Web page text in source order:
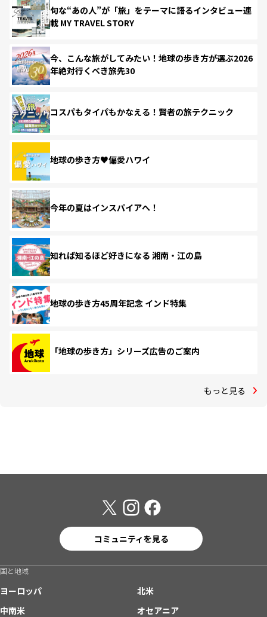
旬な“あの人”が「旅」をテーマに語るインタビュー連
載 MY TRAVEL STORY
今、こんな旅がしてみたい！地球の歩き方が選ぶ2026
年絶対行くべき旅先30
コスパもタイパもかなえる！賢者の旅テクニック
地球の歩き方♥偏愛ハワイ
今年の夏はインスパイアへ！
知れば知るほど好きになる 湘南・江の島
地球の歩き方45周年記念 インド特集
「地球の歩き方」シリーズ広告のご案内
もっと見る
コミュニティを見る
国と地域
ヨーロッパ
北米
中南米
オセアニア